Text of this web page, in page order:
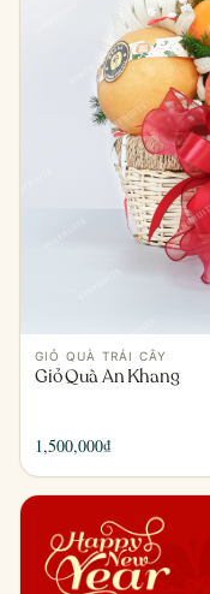
GIỎ QUÀ TRÁI CÂY
Giỏ Quà An Khang
1,500,000₫